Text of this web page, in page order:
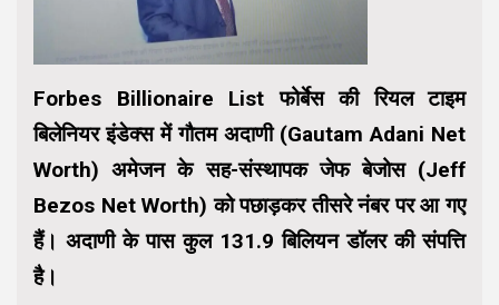
Forbes Billionaire List फोर्बेस की रियल टाइम
बिलेनियर इंडेक्स में गौतम अदाणी (Gautam Adani Net
Worth) अमेजन के सह-संस्थापक जेफ बेजोस (Jeff
Bezos Net Worth) को पछाड़कर तीसरे नंबर पर आ गए
हैं। अदाणी के पास कुल 131.9 बिलियन डॉलर की संपत्ति
है।